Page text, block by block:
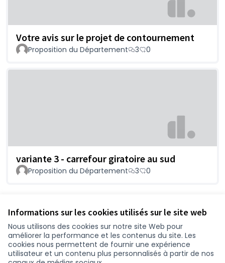
Informations sur les cookies utilisés sur le site web
Nous utilisons des cookies sur notre site Web pour
améliorer la performance et les contenus du site. Les
cookies nous permettent de fournir une expérience
utilisateur et un contenu plus personnalisés à partir de nos
Votre avis sur le projet de contournement
Proposition du Département 3 0
variante 3 - carrefour giratoire au sud
Proposition du Département 3 0
Conditions d'utilisation
Paramètres des cookies
participer.loire-atlantique.fr sur Facebook
participer.loire-atlantique.fr sur Instagram
participer.loire-atlantique.fr sur YouTube